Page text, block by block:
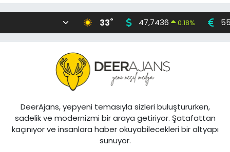
33° 47,7436 0.18%
DeerAjans, yepyeni temasıyla sizleri buluştururken,
sadelik ve modernizmi bir araya getiriyor. Şatafattan
kaçınıyor ve insanlara haber okuyabilecekleri bir altyapı
sunuyor.